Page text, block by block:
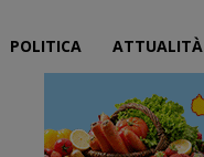
POLITICA ATTUALITÀ